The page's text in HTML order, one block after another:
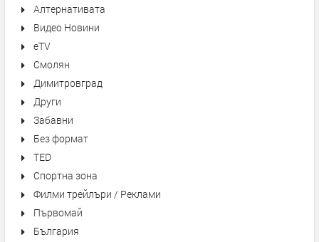
Алтернативата
Видео Новини
eTV
Смолян
Димитровград
Други
Забавни
Без формат
TED
Спортна зона
Филми трейлъри / Реклами
Първомай
България